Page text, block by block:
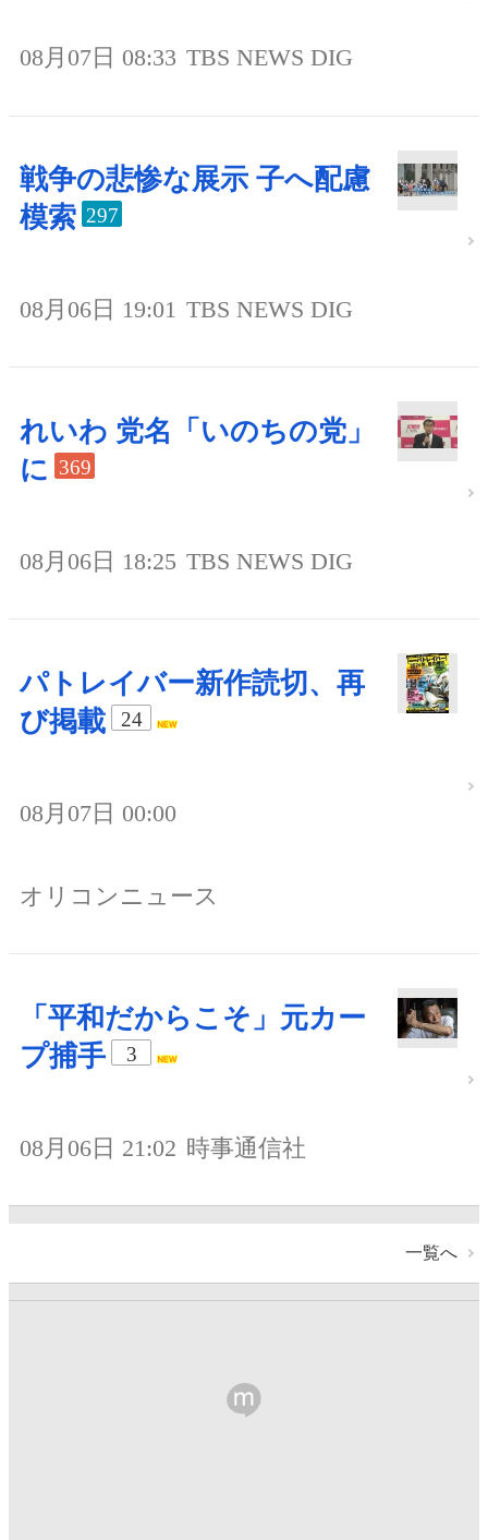
08月07日 08:33 TBS NEWS DIG
戦争の悲惨な展示 子へ配慮
模索 297
08月06日 19:01 TBS NEWS DIG
れいわ 党名「いのちの党」
に 369
08月06日 18:25 TBS NEWS DIG
パトレイバー新作読切、再
び掲載
24
08月07日 00:00
オリコンニュース
「平和だからこそ」元カー
プ捕手
3
08月06日 21:02 時事通信社
一覧へ